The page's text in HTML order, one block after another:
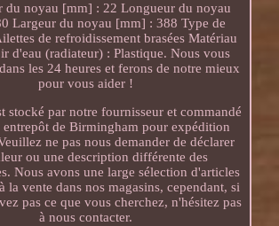
du noyau [mm] : 22 Longueur du noyau
Largeur du noyau [mm] : 388 Type de
de refroidissement brasées Matériau
d'eau (radiateur) : Plastique. Nous vous
les 24 heures et ferons de notre mieux
pour vous aider !
stocké par notre fournisseur et commandé
entrepôt de Birmingham pour expédition
ne pas nous demander de déclarer
ou une description différente des
Nous avons une large sélection d'articles
la vente dans nos magasins, cependant, si
pas ce que vous cherchez, n'hésitez pas
à nous contacter.